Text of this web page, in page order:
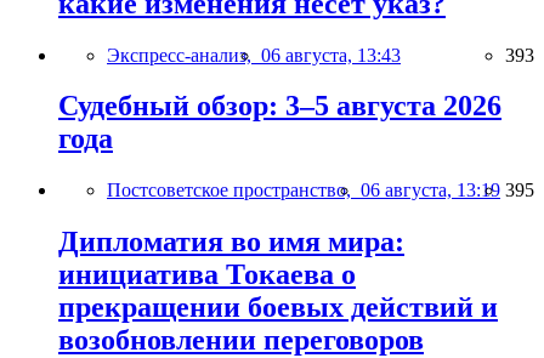
Экспресс-анализ, 06 августа, 13:43 393
Судебный обзор: 3–5 августа 2026
года
Постсоветское пространство, 06 августа, 13:19 395
Дипломатия во имя мира:
инициатива Токаева о
прекращении боевых действий и
возобновлении переговоров